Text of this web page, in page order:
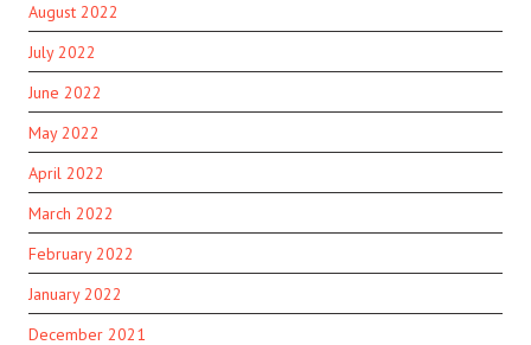
August 2022
July 2022
June 2022
May 2022
April 2022
March 2022
February 2022
January 2022
December 2021